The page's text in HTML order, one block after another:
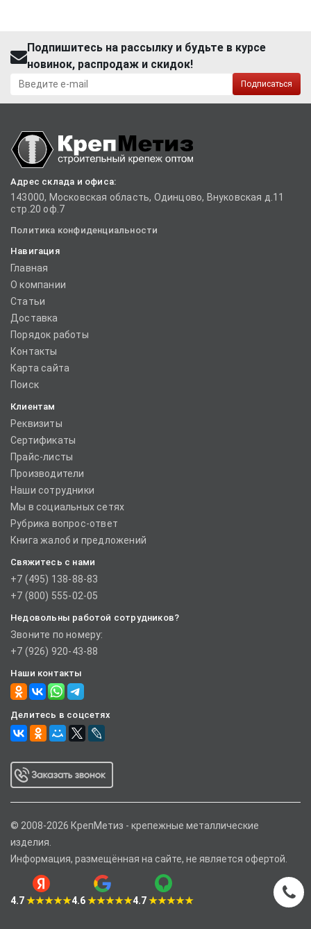
Подпишитесь на рассылку и будьте в курсе
новинок, распродаж и скидок!
Подписаться
Адрес склада и офиса:
143000, Московская область, Одинцово, Внуковская д.11
стр.20 оф.7
Политика конфиденциальности
Навигация
Главная
О компании
Статьи
Доставка
Порядок работы
Контакты
Карта сайта
Поиск
Клиентам
Реквизиты
Сертификаты
Прайс-листы
Производители
Наши сотрудники
Мы в социальных сетях
Рубрика вопрос-ответ
Книга жалоб и предложений
Свяжитесь с нами
+7 (495) 138-88-83
+7 (800) 555-02-05
Недовольны работой сотрудников?
Звоните по номеру:
+7 (926) 920-43-88
Наши контакты
Делитесь в соцсетях
© 2008-2026 КрепМетиз - крепежные металлические
изделия.
Информация, размещённая на сайте, не является офертой.
4.7★★★★★4.6★★★★★4.7★★★★★